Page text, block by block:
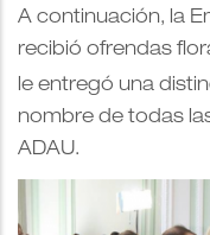
A continuación, la
recibió ofrendas
le entregó una
nombre de todas
ADAU.